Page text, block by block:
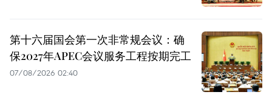
第十六届国会第一次非常规会议：确
保2027年APEC会议服务工程按期完工
07/08/2026 02:40